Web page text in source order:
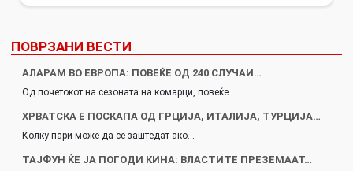
ПОВРЗАНИ ВЕСТИ
АЛАРАМ ВО ЕВРОПА: ПОВЕЌЕ ОД 240 СЛУЧАИ…
Од почетокот на сезоната на комарци, повеќе…
ХРВАТСКА Е ПОСКАПА ОД ГРЦИЈА, ИТАЛИЈА, ТУРЦИЈА…
Колку пари може да се заштедат ако…
ТАЈФУН ЌЕ ЈА ПОГОДИ КИНА: ВЛАСТИТЕ ПРЕЗЕМААТ…